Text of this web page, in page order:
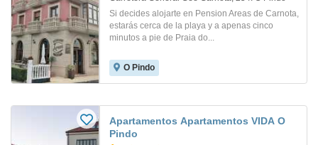
Si decides alojarte en Pension Areas de Carnota,
estarás cerca de la playa y a apenas cinco
minutos a pie de Praia do...
O Pindo
Apartamentos Apartamentos VIDA O
Pindo